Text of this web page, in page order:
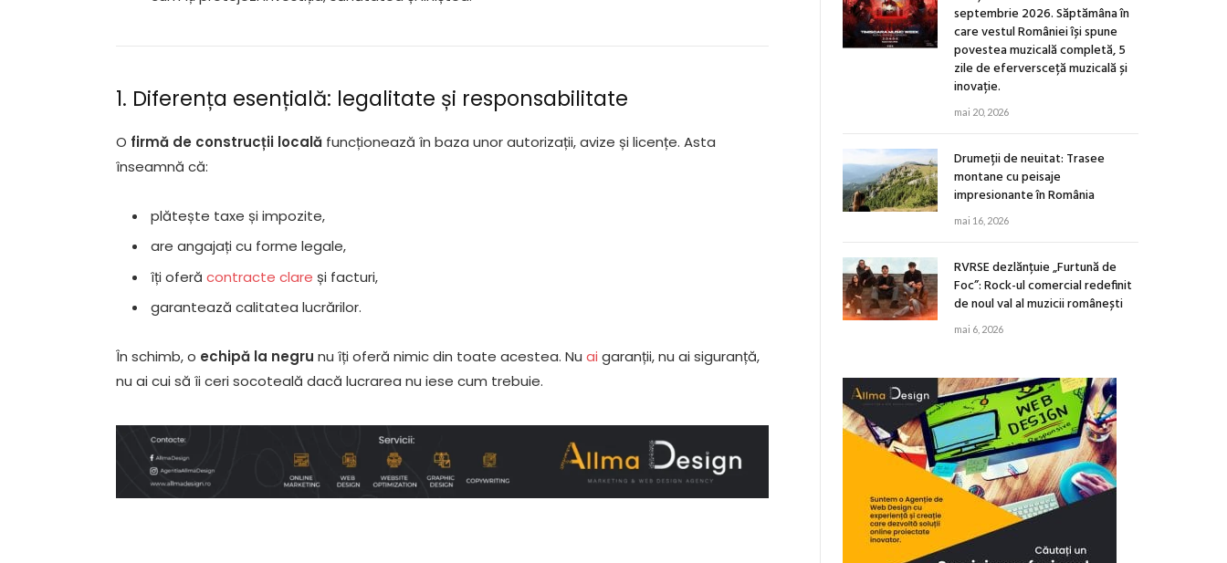
1. Diferența esențială: legalitate și responsabilitate
O firmă de construcții locală funcționează în baza unor autorizații, avize și licențe. Asta
înseamnă că:
plătește taxe și impozite,
are angajați cu forme legale,
îți oferăcontracte clare și facturi,
garantează calitatea lucrărilor.
În schimb, o echipă la negru nu îți oferă nimic din toate acestea. Nuai garanții, nu ai siguranță,
nu ai cui să îi ceri socoteală dacă lucrarea nu iese cum trebuie.
septembrie 2026. Săptămâna în
care vestul României își spune
povestea muzicală completă, 5
zile de eferversceță muzicală și
inovație.
mai 20, 2026
Drumeții de neuitat: Trasee
montane cu peisaje
impresionante în România
mai 16, 2026
RVRSE dezlănțuie „Furtună de
Foc”: Rock-ul comercial redefinit
de noul val al muzicii românești
mai 6, 2026